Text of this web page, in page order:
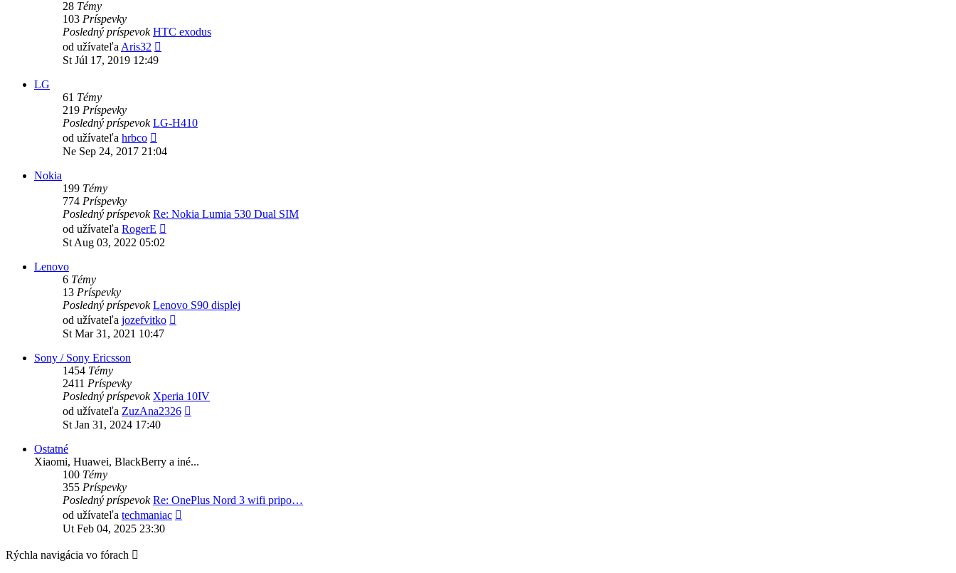
28 Témy
103 Príspevky
Posledný príspevok HTC exodus
od užívateľa Aris32
St Júl 17, 2019 12:49
LG
61 Témy
219 Príspevky
Posledný príspevok LG-H410
od užívateľa hrbco
posledný
Ne Sep 24, 2017 21:04
Nokia
199 Témy
774 Príspevky
Posledný príspevok Re: Nokia Lumia 530 Dual SIM
od užívateľa RogerE
St Aug 03, 2022 05:02
Lenovo
6 Témy
13 Príspevky
Posledný príspevok Lenovo S90 displej
od užívateľa jozefvitko
St Mar 31, 2021 10:47
Sony / Sony Ericsson
1454 Témy
2411 Príspevky
Posledný príspevok Xperia 10IV
od užívateľa ZuzAna2326
St Jan 31, 2024 17:40
Ostatné
Xiaomi, Huawei, BlackBerry a iné...
100 Témy
355 Príspevky
Posledný príspevok Re: OnePlus Nord 3 wifi pripo…
od užívateľa techmaniac
Ut Feb 04, 2025 23:30
Rýchla navigácia vo fórach